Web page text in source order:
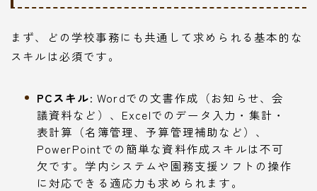
まず、どの学校事務にも共通して求められる基本的な
スキルは必須です。
PCスキル: Wordでの文書作成（お知らせ、会
議資料など）、Excelでのデータ入力・集計・
表計算（名簿管理、予算管理補助など）、
PowerPointでの簡単な資料作成スキルは不可
欠です。学内システムや園務支援ソフトの操作
に対応できる適応力も求められます。